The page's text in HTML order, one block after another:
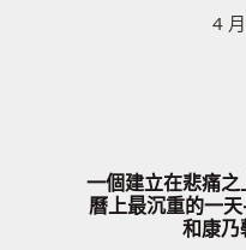
4
一個建立在悲痛
曆上最沉重的一
和康乃